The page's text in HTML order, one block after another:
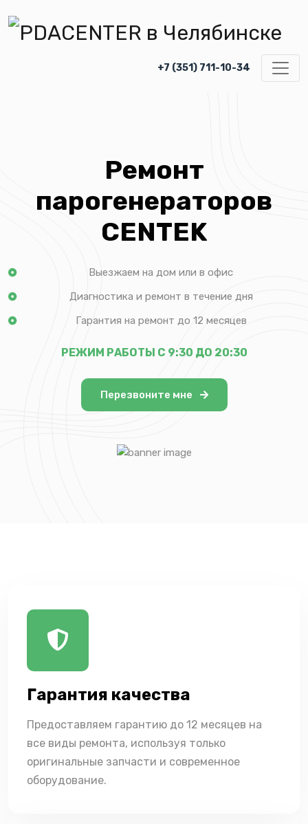
+7 (351) 711-10-34
Ремонт
парогенераторов
CENTEK
Выезжаем на дом или в офис
Диагностика и ремонт в течение дня
Гарантия на ремонт до 12 месяцев
РЕЖИМ РАБОТЫ С 9:30 ДО 20:30
Перезвоните мне
Гарантия качества
Предоставляем гарантию до 12 месяцев на
все виды ремонта, используя только
оригинальные запчасти и современное
оборудование.